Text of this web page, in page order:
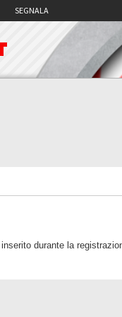
SEGNALA
durante la